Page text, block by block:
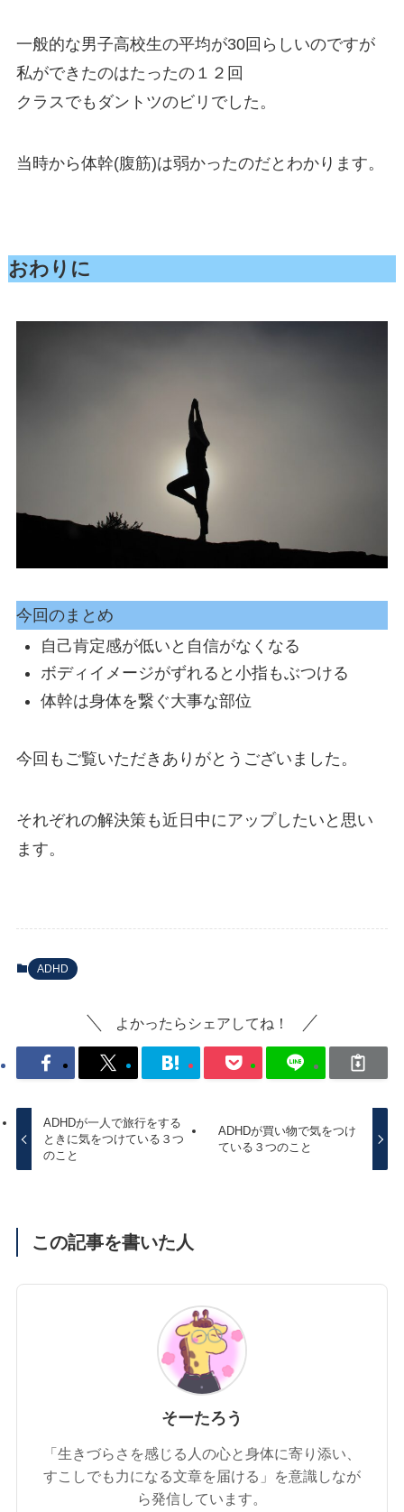
一般的な男子高校生の平均が30回らしいのですが
私ができたのはたったの１２回
クラスでもダントツのビリでした。
当時から体幹(腹筋)は弱かったのだとわかります。
おわりに
今回のまとめ
自己肯定感が低いと自信がなくなる
ボディイメージがずれると小指もぶつける
体幹は身体を繋ぐ大事な部位
今回もご覧いただきありがとうございました。
それぞれの解決策も近日中にアップしたいと思い
ます。
ADHD
よかったらシェアしてね！
ADHDが一人で旅行をする
ときに気をつけている３つ
のこと
ADHDが買い物で気をつけ
ている３つのこと
この記事を書いた人
そーたろう
「生きづらさを感じる人の心と身体に寄り添い、
すこしでも力になる文章を届ける」を意識しなが
ら発信しています。